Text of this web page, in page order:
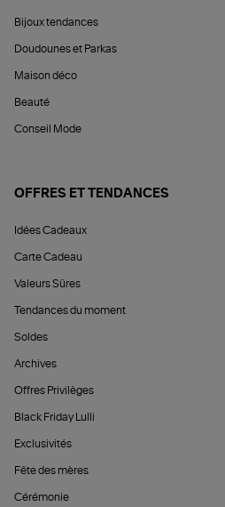
Bijoux tendances
Doudounes et Parkas
Maison déco
Beauté
Conseil Mode
OFFRES ET TENDANCES
Idées Cadeaux
Carte Cadeau
Valeurs Sûres
Tendances du moment
Soldes
Archives
Offres Privilèges
Black Friday Lulli
Exclusivités
Fête des mères
Cérémonie